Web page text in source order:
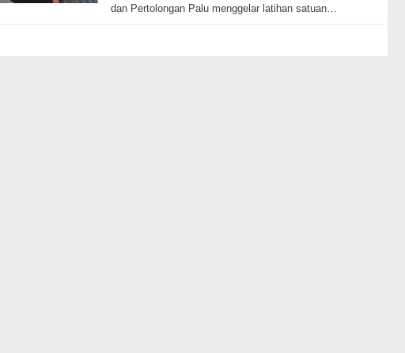
dan Pertolongan Palu menggelar latihan satuan…